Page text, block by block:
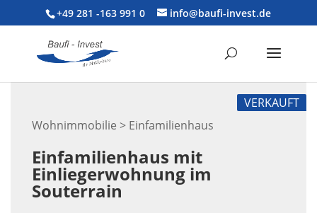
+49 281 -163 991 0 info@baufi-invest.de
Wohnimmobilie > Einfamilienhaus
VERKAUFT
Einfamilienhaus mit
Einliegerwohnung im
Souterrain